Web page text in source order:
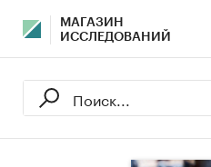
МАГАЗИН
ИССЛЕДОВАНИЙ